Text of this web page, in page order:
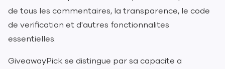
de tous les commentaires, la transparence, le code
de verification et d'autres fonctionnalites
essentielles.
GiveawayPick se distingue par sa capacite a